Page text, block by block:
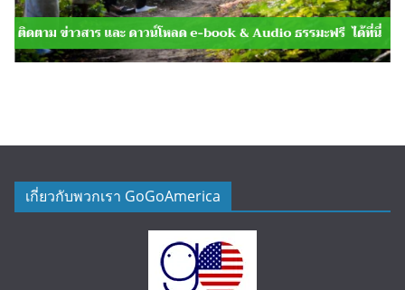
เกี่ยวกับพวกเรา GoGoAmerica